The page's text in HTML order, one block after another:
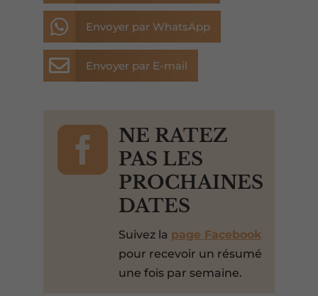
 Envoyer par WhatsApp
 Envoyer par E-mail

NE RATEZ
PAS LES
PROCHAINES
DATES
Suivez la page Facebook
pour recevoir un résumé
une fois par semaine.